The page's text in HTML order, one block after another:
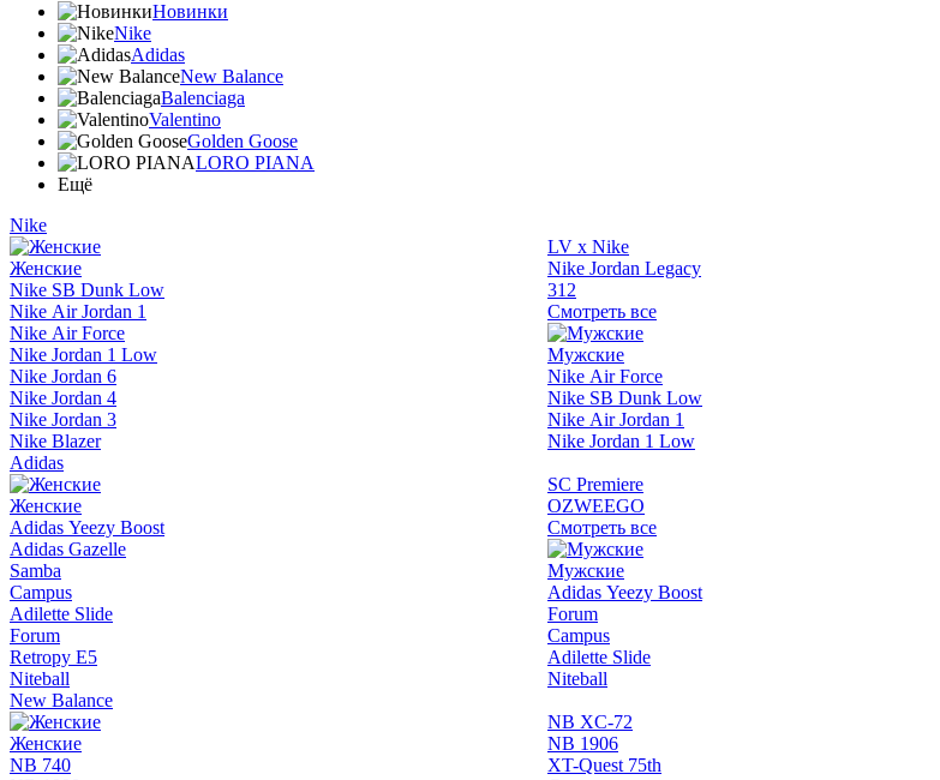
Новинки
Nike
Adidas
New Balance
Balenciaga
Valentino
Golden Goose
LORO PIANA
Ещё
Nike
Женские
Nike SB Dunk Low
Nike Air Jordan 1
Nike Air Force
Nike Jordan 1 Low
Nike Jordan 6
Nike Jordan 4
Nike Jordan 3
Nike Blazer
LV x Nike
Nike Jordan Legacy
312
Смотреть все
Мужские
Nike Air Force
Nike SB Dunk Low
Nike Air Jordan 1
Nike Jordan 1 Low
Adidas
Женские
Adidas Yeezy Boost
Adidas Gazelle
Samba
Campus
Adilette Slide
Forum
Retropy E5
Niteball
SC Premiere
OZWEEGO
Смотреть все
Мужские
Adidas Yeezy Boost
Forum
Campus
Adilette Slide
Niteball
New Balance
Женские
NB 740
NB XC-72
NB 1906
XT-Quest 75th